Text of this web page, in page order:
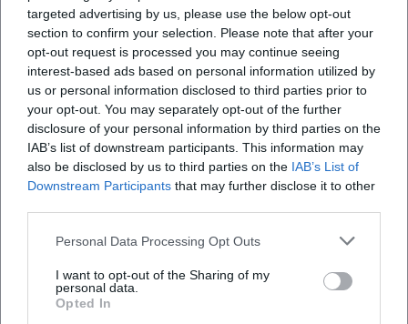
targeted advertising by us, please use the below opt-out
section to confirm your selection. Please note that after your
opt-out request is processed you may continue seeing
interest-based ads based on personal information utilized by
us or personal information disclosed to third parties prior to
your opt-out. You may separately opt-out of the further
disclosure of your personal information by third parties on the
IAB’s list of downstream participants. This information may
also be disclosed by us to third parties on the IAB’s List of
Downstream Participants that may further disclose it to other
Personal Data Processing Opt Outs
I want to opt-out of the Sharing of my
personal data.
Opted In
Spannungsbögen, Cliffhangern und humorvollen Breaks;
das erzeugt jenen „Bühnen-Sound“, der seine Lesungen
trägt.
Technisch auffällig ist der Umgang mit
Perspektivwechseln und die Ökonomie der Szenen.
Seltmann setzt auf präzise Einsätze statt auf epische Breite;
jedes Kapitel funktioniert wie ein Track mit Intro, Hauptteil
und Coda. Figuren sprechen in einer klaren,
kinderfreundlichen Tonlage, ohne die Komplexität der
wichtig für das gemeinsame Lesen in Familie und Schule.
Kultureller Einfluss: Leseförderung, Familienritual und
Performanz
Im Feld der Leseförderung gehören Seltmanns Bücher zu